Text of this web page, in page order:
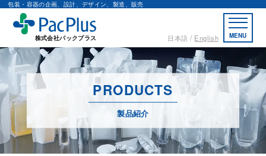
包装・容器の企画、設計、デザイン、製造、販売
株式会社パックプラス 日本語 English MENU
PRODUCTS
製品紹介